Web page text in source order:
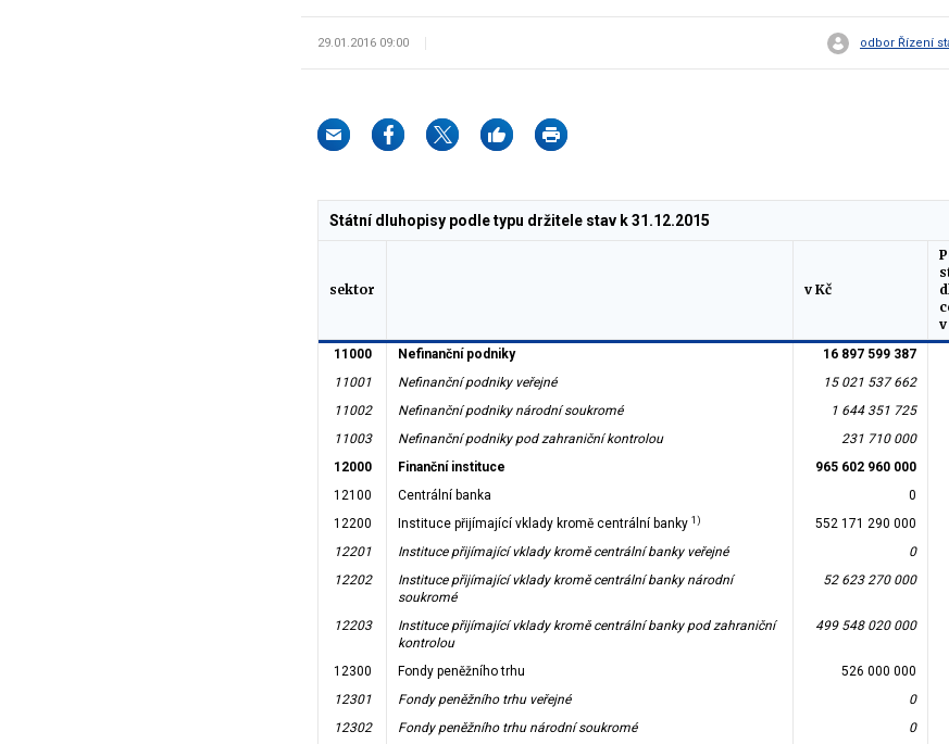
29.01.2016 09:00 odbor Řízení
sektor v Kč
Státní dluhopisy podle typu držitele stav k 31.12.2015
11000 Nefinanční podniky 16 897 599 387
11001
Nefinanční podniky veřejné 15 021 537 662
11002
Nefinanční podniky národní soukromé 1 644 351 725
11003
Nefinanční podniky pod zahraniční kontrolou 231 710 000
12000
Finanční instituce 965 602 960 000
12100
Centrální banka 0
12200
Instituce přijímající vklady kromě centrální banky 1) 552 171 290 000
12201
Instituce přijímající vklady kromě centrální banky veřejné 0
12202
Instituce přijímající vklady kromě centrální banky národní
soukromé
52 623 270 000
12203
Instituce přijímající vklady kromě centrální banky pod zahraniční
kontrolou
499 548 020 000
12300 Fondy peněžního trhu 526 000 000
12301
Fondy peněžního trhu veřejné 0
12302
Fondy peněžního trhu národní soukromé 0